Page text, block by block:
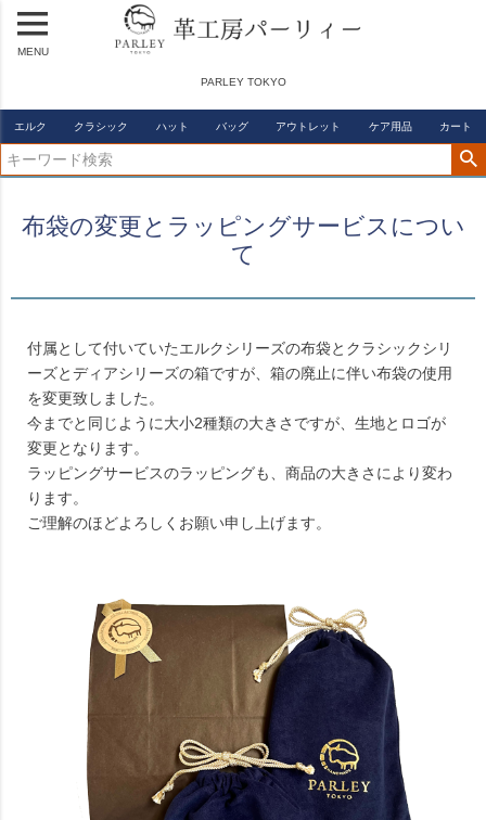
PARLEY TOKYO
MENU
エルク クラシック ハット バッグ アウトレット ケア用品 カート
布袋の変更とラッピングサービスについ
て
付属として付いていたエルクシリーズの布袋とクラシックシリ
ーズとディアシリーズの箱ですが、箱の廃止に伴い布袋の使用
を変更致しました。
今までと同じように大小2種類の大きさですが、生地とロゴが
変更となります。
ラッピングサービスのラッピングも、商品の大きさにより変わ
ります。
ご理解のほどよろしくお願い申し上げます。